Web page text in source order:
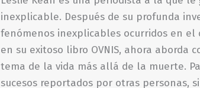
inexplicable. Después de su profunda
fenómenos inexplicables ocurridos en el
en su exitoso libro OVNIS, ahora aborda
tema de la vida más allá de la muerte.
sucesos reportados por otras personas,